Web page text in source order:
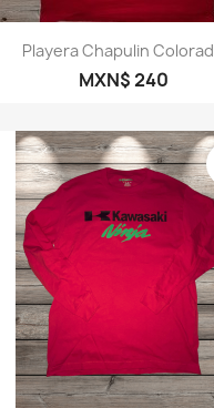
Vista rápida
Playera Chapulin
MXN$ 240